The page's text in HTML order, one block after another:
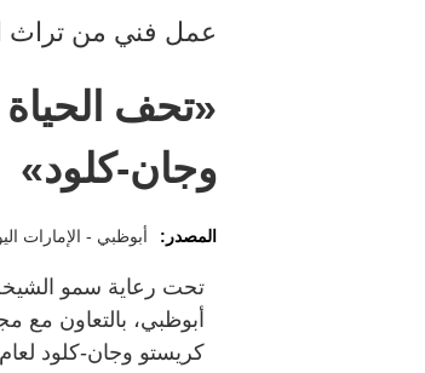
عمل فني من تراث
«تحف
وجان-كلود»
المصدر: أبوظبي - الإمارات
تحت رعاية سمو
أبوظبي، بالتعاون مع
كريستو وجان-كلود لعام 2026.